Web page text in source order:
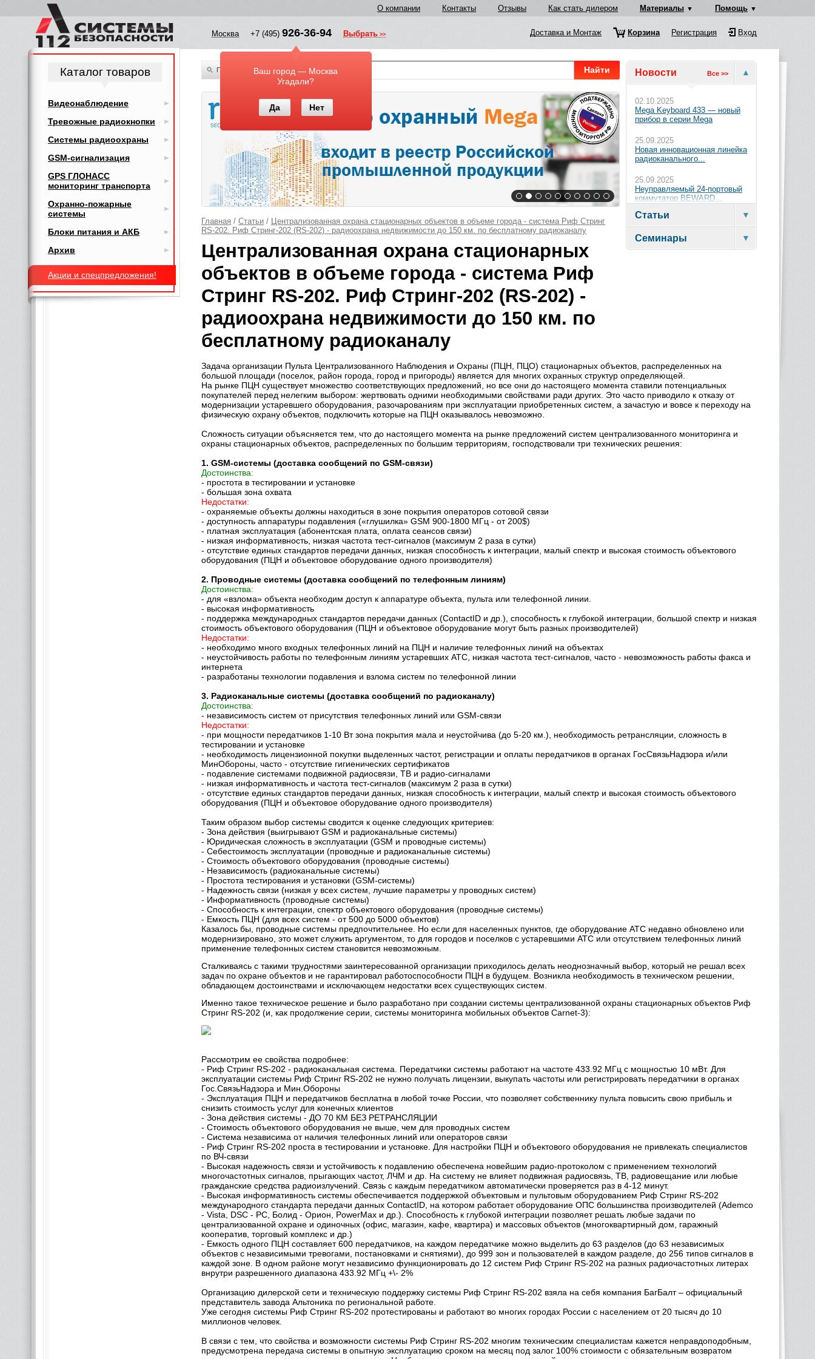
О компании Контакты Отзывы Как стать дилером Материалы Помощь
Москва +7 (495) 926-36-94
Ваш город — Москва
Угадали?
Да Нет
Выбрать Доставка и Монтаж Корзина Регистрация Вход
Новости Все >>
02.10.2025
Mega Keyboard 433 — новый
прибор в серии Mega
25.09.2025
Новая инновационная линейка
радиоканального...
25.09.2025
Неуправляемый 24-портовый
коммутатор BEWARD...
Статьи
Семинары
По всему каталогу Найти
Главная / Статьи / Централизованная охрана стационарных объектов в объеме города - cистема Риф Стринг
RS-202. Риф Стринг-202 (RS-202) - радиоохрана недвижимости до 150 км. по бесплатному радиоканалу
Централизованная охрана стационарных
объектов в объеме города - cистема Риф
Стринг RS-202. Риф Стринг-202 (RS-202) -
радиоохрана недвижимости до 150 км. по
бесплатному радиоканалу
Задача организации Пульта Централизованного Наблюдения и Охраны (ПЦН, ПЦО) стационарных объектов, распределенных на
большой площади (поселок, район города, город и пригороды) является для многих охранных структур определяющей.
На рынке ПЦН существует множество соответствующих предложений, но все они до настоящего момента ставили потенциальных
покупателей перед нелегким выбором: жертвовать одними необходимыми свойствами ради других. Это часто приводило к отказу от
модернизации устаревшего оборудования, разочарованиям при эксплуатации приобретенных систем, а зачастую и вовсе к переходу на
физическую охрану объектов, подключить которые на ПЦН оказывалось невозможно.
Сложность ситуации объясняется тем, что до настоящего момента на рынке предложений систем централизованного мониторинга и
охраны стационарных объектов, распределенных по большим территориям, господствовали три технических решения:
1. GSM-системы (доставка сообщений по GSM-связи)
Достоинства:
- простота в тестировании и установке
- большая зона охвата
Недостатки:
- охраняемые объекты должны находиться в зоне покрытия операторов сотовой связи
- доступность аппаратуры подавления («глушилка» GSM 900-1800 МГц - от 200$)
- платная эксплуатация (абонентская плата, оплата сеансов связи)
- низкая информативность, низкая частота тест-сигналов (максимум 2 раза в сутки)
- отсутствие единых стандартов передачи данных, низкая способность к интеграции, малый спектр и высокая стоимость объектового
оборудования (ПЦН и объектовое оборудование одного производителя)
2. Проводные системы (доставка сообщений по телефонным линиям)
Достоинства:
- для «взлома» объекта необходим доступ к аппаратуре объекта, пульта или телефонной линии.
- высокая информативность
- поддержка международных стандартов передачи данных (ContactID и др.), способность к глубокой интеграции, большой спектр и низкая
стоимость объектового оборудования (ПЦН и объектовое оборудование могут быть разных производителей)
Недостатки:
- необходимо много входных телефонных линий на ПЦН и наличие телефонных линий на объектах
- неустойчивость работы по телефонным линиям устаревших АТС, низкая частота тест-сигналов, часто - невозможность работы факса и
интернета
- разработаны технологии подавления и взлома систем по телефонной линии
3. Радиоканальные системы (доставка сообщений по радиоканалу)
Достоинства:
- независимость систем от присутствия телефонных линий или GSM-связи
Недостатки:
- при мощности передатчиков 1-10 Вт зона покрытия мала и неустойчива (до 5-20 км.), необходимость ретрансляции, сложность в
тестировании и установке
- необходимость лицензионной покупки выделенных частот, регистрации и оплаты передатчиков в органах ГосСвязьНадзора и/или
МинОбороны, часто - отсутствие гигиенических сертификатов
- подавление системами подвижной радиосвязи, ТВ и радио-сигналами
- низкая информативность и частота тест-сигналов (максимум 2 раза в сутки)
- отсутствие единых стандартов передачи данных, низкая способность к интеграции, малый спектр и высокая стоимость объектового
оборудования (ПЦН и объектовое оборудование одного производителя)
Таким образом выбор системы сводится к оценке следующих критериев:
- Зона действия (выигрывают GSM и радиоканальные системы)
- Юридическая сложность в эксплуатации (GSM и проводные системы)
- Себестоимость эксплуатации (проводные и радиоканальные системы)
- Стоимость объектового оборудования (проводные системы)
- Независимость (радиоканальные системы)
- Простота тестирования и установки (GSM-системы)
- Надежность связи (низкая у всех систем, лучшие параметры у проводных систем)
- Информативность (проводные системы)
- Способность к интеграции, спектр объектового оборудования (проводные системы)
- Емкость ПЦН (для всех систем - от 500 до 5000 объектов)
Казалось бы, проводные системы предпочтительнее. Но если для населенных пунктов, где оборудование АТС недавно обновлено или
модернизировано, это может служить аргументом, то для городов и поселков с устаревшими АТС или отсутствием телефонных линий
применение телефонных систем становится невозможным.
Сталкиваясь с такими трудностями заинтересованной организации приходилось делать неоднозначный выбор, который не решал всех
задач по охране объектов и не гарантировал работоспособности ПЦН в будущем. Возникла необходимость в техническом решении,
обладающем достоинствами и исключающем недостатки всех существующих систем.
Именно такое техническое решение и было разработано при создании системы централизованной охраны стационарных объектов Риф
Стринг RS-202 (и, как продолжение серии, системы мониторинга мобильных объектов Carnet-3):
Рассмотрим ее свойства подробнее:
- Риф Стринг RS-202 - радиоканальная система. Передатчики системы работают на частоте 433.92 МГц с мощностью 10 мВт. Для
эксплуатации системы Риф Стринг RS-202 не нужно получать лицензии, выкупать частоты или регистрировать передатчики в органах
Гос.СвязьНадзора и Мин.Обороны
- Эксплуатация ПЦН и передатчиков бесплатна в любой точке России, что позволяет собственнику пульта повысить свою прибыль и
снизить стоимость услуг для конечных клиентов
- Зона действия системы - ДО 70 КМ БЕЗ РЕТРАНСЛЯЦИИ
- Стоимость объектового оборудования не выше, чем для проводных систем
- Система независима от наличия телефонных линий или операторов связи
- Риф Стринг RS-202 проста в тестировании и установке. Для настройки ПЦН и объектового оборудования не привлекать специалистов
по ВЧ-связи
- Высокая надежность связи и устойчивость к подавлению обеспечена новейшим радио-протоколом с применением технологий
многочастотных сигналов, прыгающих частот, ЛЧМ и др. На систему не влияет подвижная радиосвязь, ТВ, радиовещание или любые
гражданские средства радиоизлучений. Связь с каждым передатчиком автоматически проверяется раз в 4-12 минут.
- Высокая информативность системы обеспечивается поддержкой объектовым и пультовым оборудованием Риф Стринг RS-202
международного стандарта передачи данных ContactID, на котором работает оборудование ОПС большинства производителей (Ademco
- Vista, DSC - PC, Болид - Орион, PowerMax и др.). Способность к глубокой интеграции позволяет решать любые задачи по
централизованной охране и одиночных (офис, магазин, кафе, квартира) и массовых объектов (многоквартирный дом, гаражный
кооператив, торговый комплекс и др.)
- Емкость одного ПЦН составляет 600 передатчиков, на каждом передатчике можно выделить до 63 разделов (до 63 независимых
объектов с независимыми тревогами, постановками и снятиями), до 999 зон и пользователей в каждом разделе, до 256 типов сигналов в
каждой зоне. В одном районе могут независимо функционировать до 12 систем Риф Стринг RS-202 на разных радиочастотных литерах
внрутри разрешенного диапазона 433.92 МГц +\- 2%
Организацию дилерской сети и техническую поддержку системы Риф Стринг RS-202 взяла на себя компания БагБалт – официальный
представитель завода Альтоника по региональной работе.
Уже сегодня системы Риф Стринг RS-202 протестированы и работают во многих городах России с населением от 20 тысяч до 10
миллионов человек.
В связи с тем, что свойства и возможности системы Риф Стринг RS-202 многим техническим специалистам кажется неправдоподобным,
предусмотрена передача системы в опытную эксплуатацию сроком на месяц под залог 100% стоимости с обязательным возвратом
Каталог товаров
Видеонаблюдение
Тревожные радиокнопки
Системы радиоохраны
GSM-сигнализация
GPS ГЛОНАСС
мониторинг транспорта
Охранно-пожарные
системы
Блоки питания и АКБ
Архив
Акции и спецпредложения!